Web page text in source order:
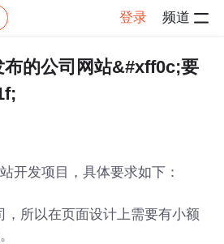
登录 频道
帖子详情
布的公司网站&#xff0c;要
开发项目，具体要求如下：
，所以在页面设计上需要有小额